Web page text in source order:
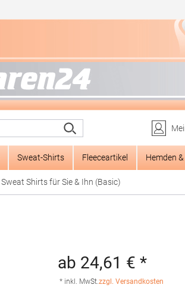
Sweat-Shirts Fleeceartikel Hemden
Sweat Shirts für Sie & Ihn (Basic)
ab 24,61 € *
* inkl. MwSt.zzgl. Versandkosten